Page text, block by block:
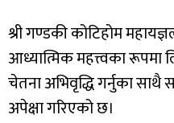
श्री गण्डकी कोटिहोम
आध्यात्मिक महत्त्वका
चेतना अभिवृद्धि गर्नुका
अपेक्षा गरिएको छ।